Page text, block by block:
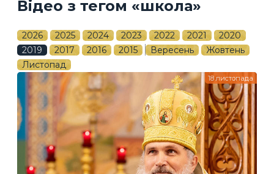
Відео з тегом «школа»
2026 2025 2024 2023 2022 2021
2020
2019
2017 2016 2015 Вересень
Жовтень
Листопад
18 листопада